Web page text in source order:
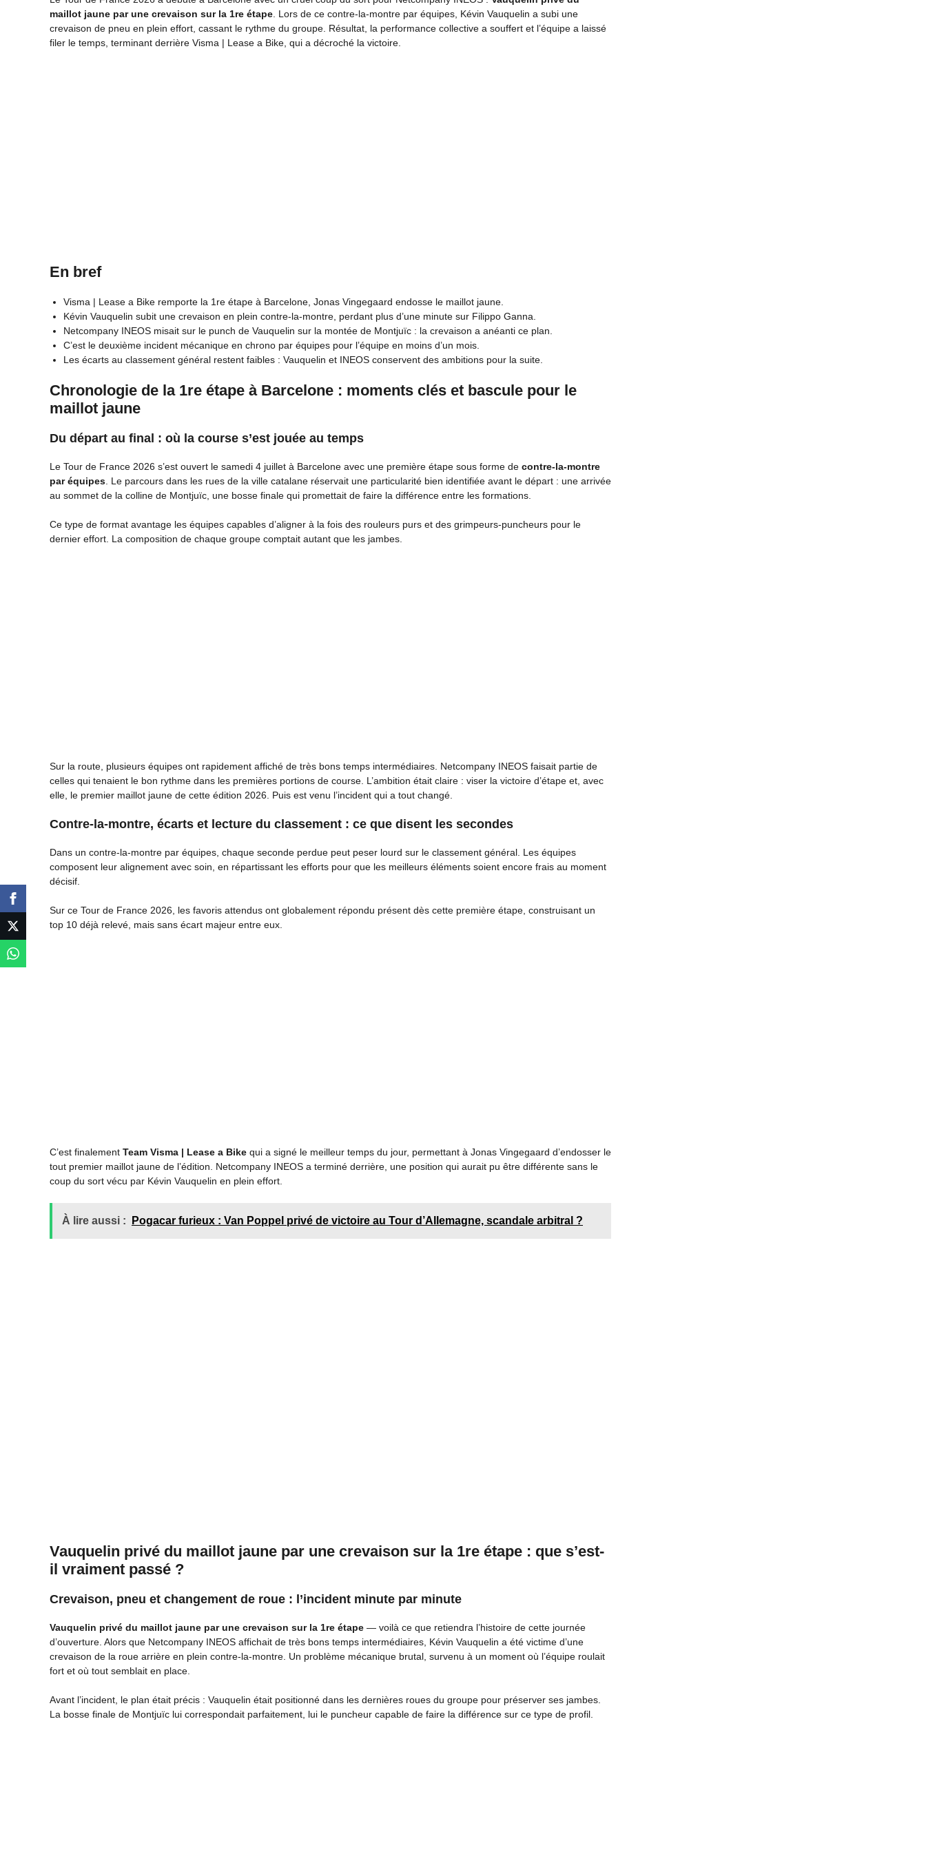
maillot jaune par une crevaison sur la 1re étape. Lors de ce contre-la-montre par équipes, Kévin Vauquelin a subi une
crevaison de pneu en plein effort, cassant le rythme du groupe. Résultat, la performance collective a souffert et l’équipe a laissé
filer le temps, terminant derrière Visma | Lease a Bike, qui a décroché la victoire.
En bref
Visma | Lease a Bike remporte la 1re étape à Barcelone, Jonas Vingegaard endosse le maillot jaune.
Kévin Vauquelin subit une crevaison en plein contre-la-montre, perdant plus d’une minute sur Filippo Ganna.
Netcompany INEOS misait sur le punch de Vauquelin sur la montée de Montjuïc : la crevaison a anéanti ce plan.
C’est le deuxième incident mécanique en chrono par équipes pour l’équipe en moins d’un mois.
Les écarts au classement général restent faibles : Vauquelin et INEOS conservent des ambitions pour la suite.
Chronologie de la 1re étape à Barcelone : moments clés et bascule pour le
maillot jaune
Du départ au final : où la course s’est jouée au temps
Le Tour de France 2026 s’est ouvert le samedi 4 juillet à Barcelone avec une première étape sous forme de contre-la-montre
par équipes. Le parcours dans les rues de la ville catalane réservait une particularité bien identifiée avant le départ : une arrivée
au sommet de la colline de Montjuïc, une bosse finale qui promettait de faire la différence entre les formations.
Ce type de format avantage les équipes capables d’aligner à la fois des rouleurs purs et des grimpeurs-puncheurs pour le
dernier effort. La composition de chaque groupe comptait autant que les jambes.
Sur la route, plusieurs équipes ont rapidement affiché de très bons temps intermédiaires. Netcompany INEOS faisait partie de
celles qui tenaient le bon rythme dans les premières portions de course. L’ambition était claire : viser la victoire d’étape et, avec
elle, le premier maillot jaune de cette édition 2026. Puis est venu l’incident qui a tout changé.
Contre-la-montre, écarts et lecture du classement : ce que disent les secondes
Dans un contre-la-montre par équipes, chaque seconde perdue peut peser lourd sur le classement général. Les équipes
composent leur alignement avec soin, en répartissant les efforts pour que les meilleurs éléments soient encore frais au moment
décisif.
Sur ce Tour de France 2026, les favoris attendus ont globalement répondu présent dès cette première étape, construisant un
top 10 déjà relevé, mais sans écart majeur entre eux.
C’est finalement Team Visma | Lease a Bike qui a signé le meilleur temps du jour, permettant à Jonas Vingegaard d’endosser le
tout premier maillot jaune de l’édition. Netcompany INEOS a terminé derrière, une position qui aurait pu être différente sans le
coup du sort vécu par Kévin Vauquelin en plein effort.
À lire aussi : Pogacar furieux : Van Poppel privé de victoire au Tour d’Allemagne, scandale arbitral ?
Vauquelin privé du maillot jaune par une crevaison sur la 1re étape : que s’est-
il vraiment passé ?
Crevaison, pneu et changement de roue : l’incident minute par minute
Vauquelin privé du maillot jaune par une crevaison sur la 1re étape — voilà ce que retiendra l’histoire de cette journée
d’ouverture. Alors que Netcompany INEOS affichait de très bons temps intermédiaires, Kévin Vauquelin a été victime d’une
crevaison de la roue arrière en plein contre-la-montre. Un problème mécanique brutal, survenu à un moment où l’équipe roulait
fort et où tout semblait en place.
Avant l’incident, le plan était précis : Vauquelin était positionné dans les dernières roues du groupe pour préserver ses jambes.
La bosse finale de Montjuïc lui correspondait parfaitement, lui le puncheur capable de faire la différence sur ce type de profil.